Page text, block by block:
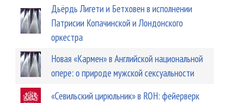
Дьёрдь Лигети и Бетховен в исполнении
Патрисии Копачинской и Лондонского
оркестра
Новая «Кармен» в Английской национальной
опере: о природе мужской сексуальности
«Севильский цирюльник» в ROH: фейерверк